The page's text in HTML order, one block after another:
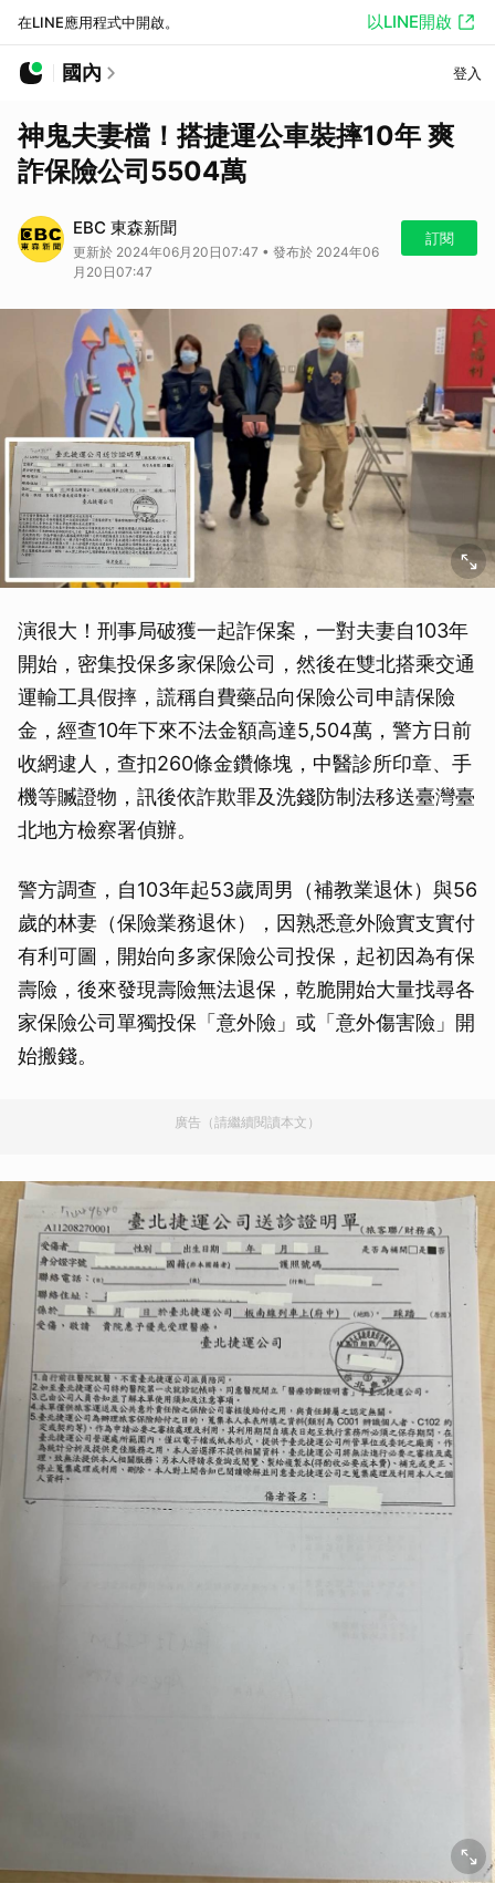
在LINE應用程式中開啟。 以LINE開啟
國內 登入
神鬼夫妻檔！搭捷運公車裝摔10年 爽
詐保險公司5504萬
EBC 東森新聞
更新於 2024年06月20日07:47 • 發布於 2024年06
月20日07:47
訂閱
演很大！刑事局破獲一起詐保案，一對夫妻自103年
開始，密集投保多家保險公司，然後在雙北搭乘交通
運輸工具假摔，謊稱自費藥品向保險公司申請保險
金，經查10年下來不法金額高達5,504萬，警方日前
收網逮人，查扣260條金鑽條塊，中醫診所印章、手
機等贓證物，訊後依詐欺罪及洗錢防制法移送臺灣臺
北地方檢察署偵辦。
警方調查，自103年起53歲周男（補教業退休）與56
歲的林妻（保險業務退休），因熟悉意外險實支實付
有利可圖，開始向多家保險公司投保，起初因為有保
壽險，後來發現壽險無法退保，乾脆開始大量找尋各
家保險公司單獨投保「意外險」或「意外傷害險」開
始搬錢。
廣告（請繼續閱讀本文）